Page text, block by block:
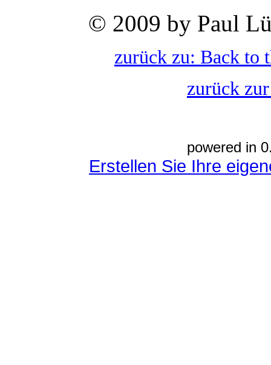
© 2009 by Paul
zurück zu: Back to
zurück
powered in
Erstellen Sie Ihre